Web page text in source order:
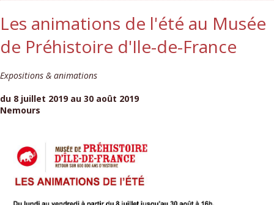
Les animations de l'été au Musée
de Préhistoire d'Ile-de-France
Expositions & animations
du 8 juillet 2019 au 30 août 2019
Nemours